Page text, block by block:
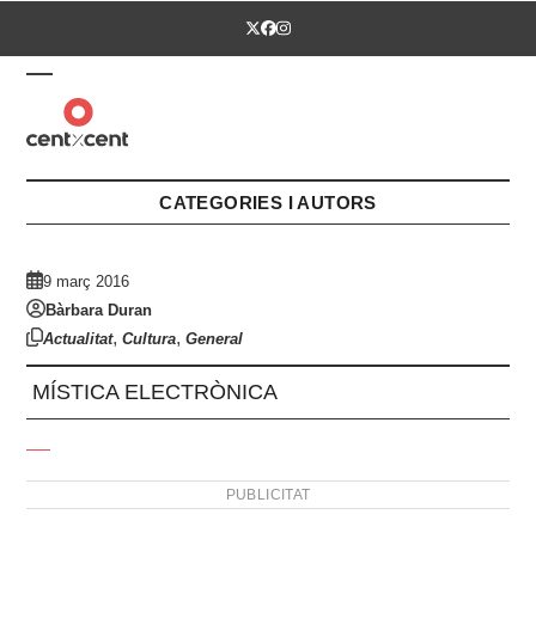
Twitter
Facebook
Instagram
Open
mobile
menu
Close
mobile
menu
CATEGORIES I AUTORS
9 març 2016
Bàrbara Duran
Actualitat,Cultura,General
MÍSTICA ELECTRÒNICA
PUBLICITAT